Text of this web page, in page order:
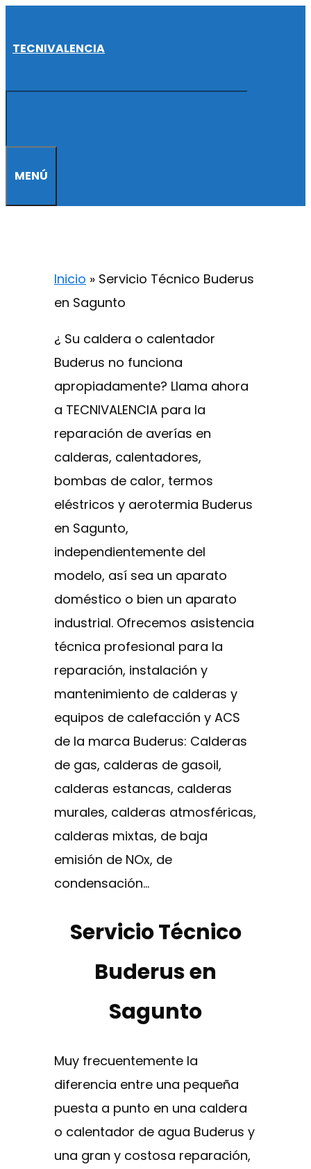
alTECNIVALENCIA
MENÚ
Inicio » Servicio Técnico Buderus
en Sagunto
¿ Su caldera o calentador
Buderus no funciona
apropiadamente? Llama ahora
a TECNIVALENCIA para la
reparación de averías en
calderas, calentadores,
bombas de calor, termos
eléstricos y aerotermia Buderus
en Sagunto,
independientemente del
modelo, así sea un aparato
doméstico o bien un aparato
industrial. Ofrecemos asistencia
técnica profesional para la
reparación, instalación y
mantenimiento de calderas y
equipos de calefacción y ACS
de la marca Buderus: Calderas
de gas, calderas de gasoil,
calderas estancas, calderas
murales, calderas atmosféricas,
calderas mixtas, de baja
emisión de NOx, de
condensación…
Servicio Técnico
Buderus en
Sagunto
Muy frecuentemente la
diferencia entre una pequeña
puesta a punto en una caldera
o calentador de agua Buderus y
una gran y costosa reparación,